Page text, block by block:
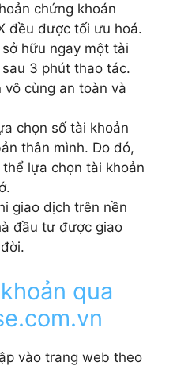
chứng khoán
đều được tối ưu hoá.
hữu ngay một tài
3 phút thao tác.
cùng an toàn và
chọn số tài khoản
thân mình. Do đó,
lựa chọn tài khoản
giao dịch trên nền
đầu tư được giao
qua
vào trang web theo